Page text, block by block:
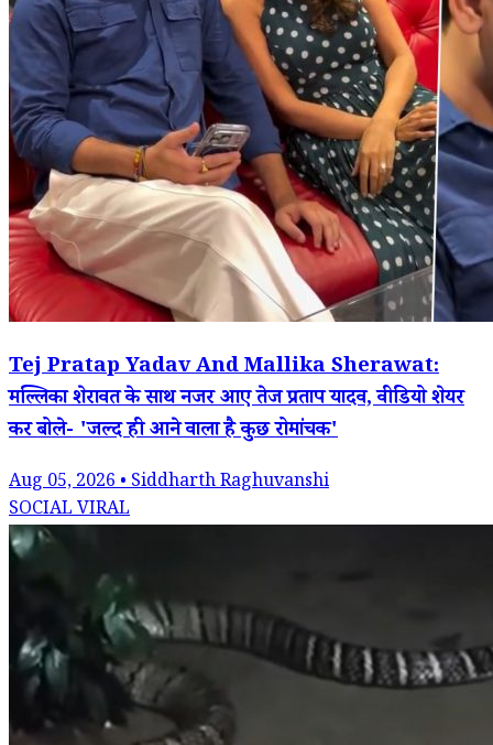
Tej Pratap Yadav And Mallika Sherawat:
मल्लिका शेरावत के साथ नजर आए तेज प्रताप यादव, वीडियो शेयर
कर बोले- 'जल्द ही आने वाला है कुछ रोमांचक'
Aug 05, 2026 • Siddharth Raghuvanshi
SOCIAL VIRAL